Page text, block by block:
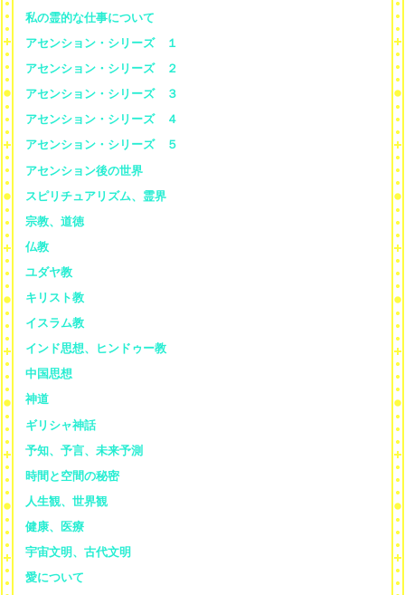
私の霊的な仕事について
アセンション・シリーズ １
アセンション・シリーズ ２
アセンション・シリーズ ３
アセンション・シリーズ ４
アセンション・シリーズ ５
アセンション後の世界
スピリチュアリズム、霊界
宗教、道徳
仏教
ユダヤ教
キリスト教
イスラム教
インド思想、ヒンドゥー教
中国思想
神道
ギリシャ神話
予知、予言、未来予測
時間と空間の秘密
人生観、世界観
健康、医療
宇宙文明、古代文明
愛について